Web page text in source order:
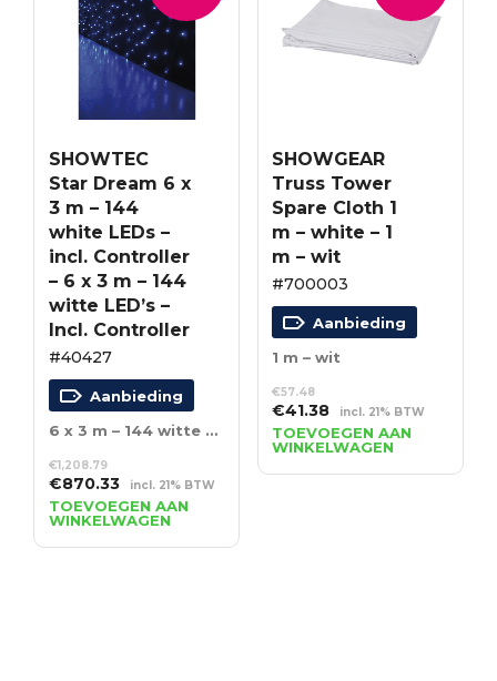
SHOWTEC
Star Dream 6 x
3 m – 144
white LEDs –
incl. Controller
– 6 x 3 m – 144
witte LED’s –
Incl. Controller
#40427
Aanbieding
6 x 3 m – 144 witte LED’s – Incl. Controller
€1,208.79
Oorspronkelijke
prijs
was:
€1,208.79.
€870.33Huidige
prijs
is:
€870.33.
incl. 21% BTW
TOEVOEGEN AAN
WINKELWAGEN
SHOWGEAR
Truss Tower
Spare Cloth 1
m – white – 1
m – wit
#700003
Aanbieding
1 m – wit
€57.48
Oorspronkelijke
prijs
was:
€57.48.
€41.38Huidige
prijs
is:
€41.38.
incl. 21% BTW
TOEVOEGEN AAN
WINKELWAGEN